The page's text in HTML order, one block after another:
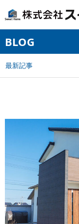
BLOG
最新記事